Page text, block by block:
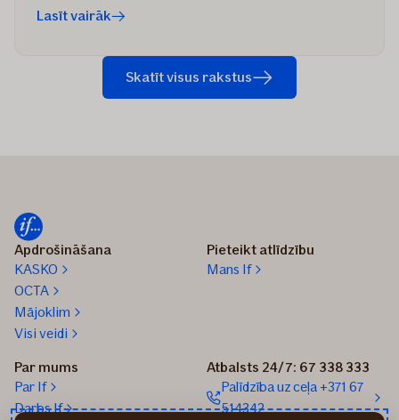
Lasīt vairāk
Skatīt visus rakstus
Apdrošināšana
KASKO
OCTA
Mājoklim
Visi veidi
Pieteikt atlīdzību
Mans If
Par mums
Par If
Darbs If
Atbalsts 24/7: 67 338 333
Palīdzība uz ceļa +371 67
514342